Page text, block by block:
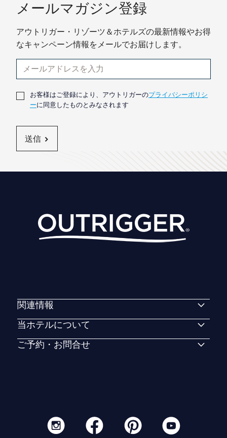
メールマガジン登録
アウトリガー・リゾーツ＆ホテルズの最新情報やお得
なキャンペーン情報をメールでお届けします。
お客様はご登録により、アウトリガーのプライバシーポリシ
ーに同意したものとみなされます
送信
関連情報
当ホテルについて
ご予約・お問合せ